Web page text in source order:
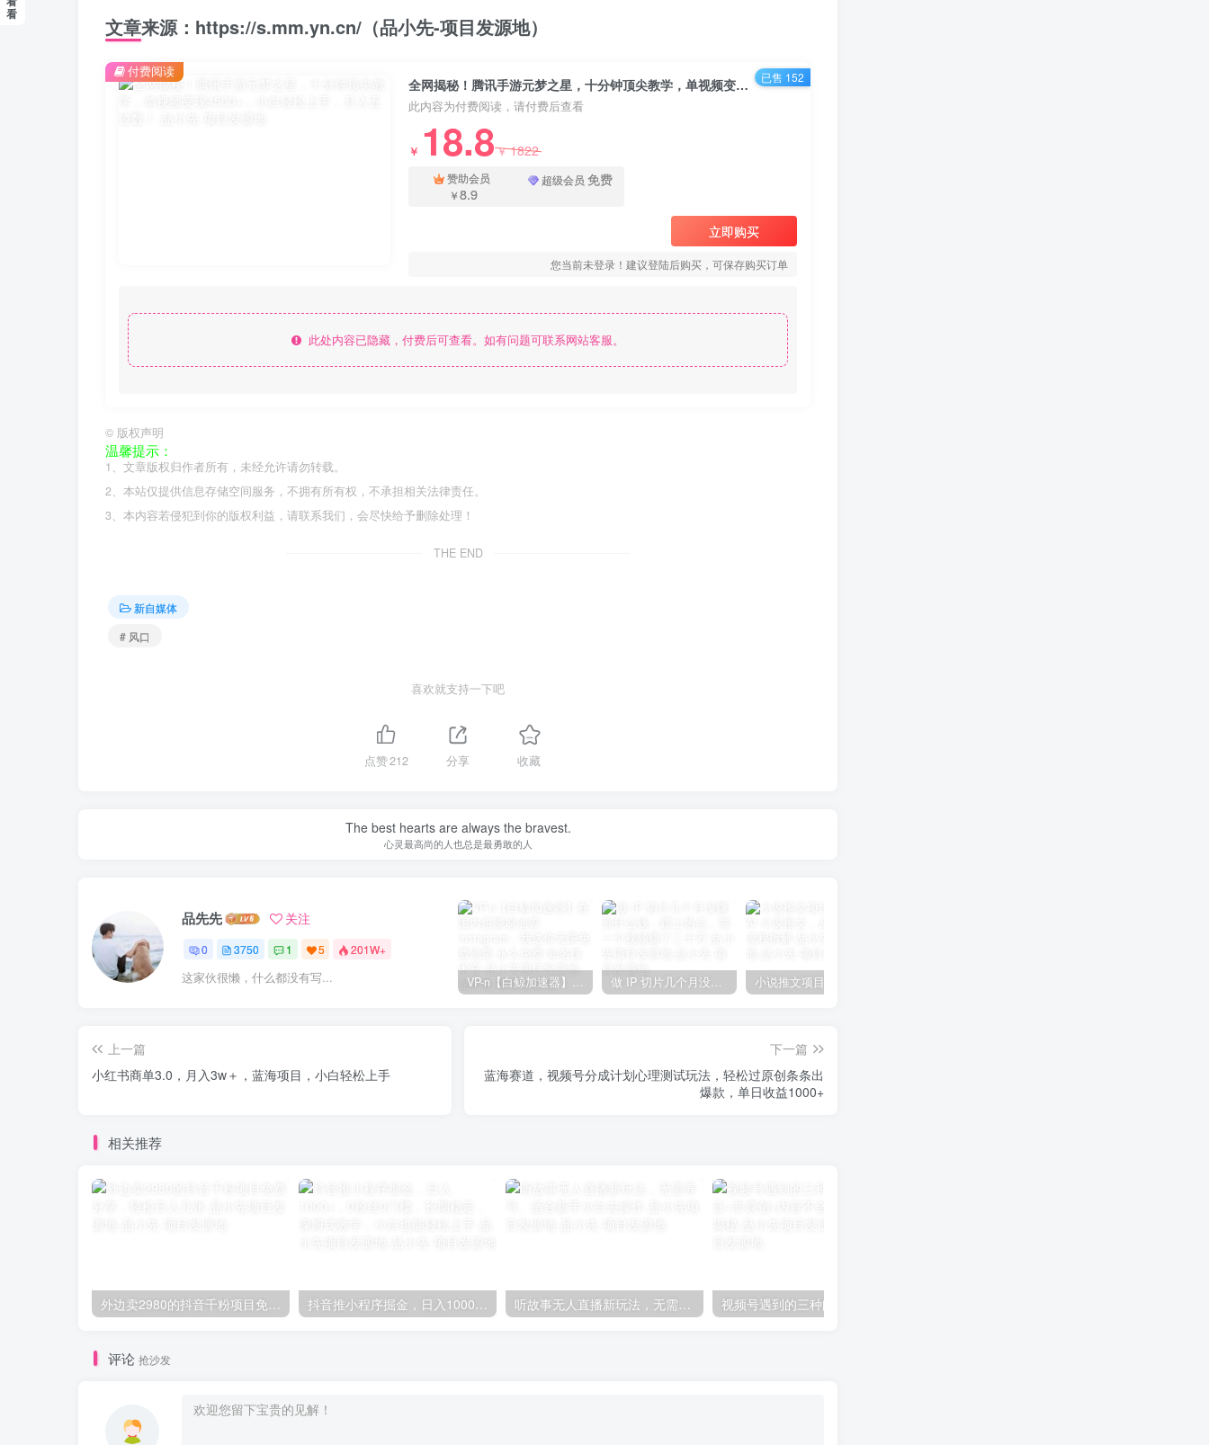
文章来源：https://s.mm.yn.cn/（品小先-项目发源地）
全网揭秘！腾讯手游元梦之星，十分钟顶尖教学，单视频变现4500+，小白轻松上手，月入五位数！ - 资源之家
此内容为付费阅读，请付费后查看
￥ 18.8￥1822
赞助会员
￥8.9
超级会员 免费
立即购买
您当前未登录！建议登陆后购买，可保存购买订单
此处内容已隐藏，付费后可查看。如有问题可联系网站客服。
付费阅读 已售 152
© 版权声明
温馨提示：
1、文章版权归作者所有，未经允许请勿转载。
2、本站仅提供信息存储空间服务，不拥有所有权，不承担相关法律责任。
3、本内容若侵犯到你的版权利益，请联系我们，会尽快给予删除处理！
THE END
新自媒体
# 风口
喜欢就支持一下吧
点赞212 分享 收藏
The best hearts are always the bravest.
心灵最高尚的人也总是最勇敢的人
品先先 关注
0 3750 1 5 201W+
这家伙很懒，什么都没有写... VP-n【白鲸加速器】在国内也能刷油管、Instagram，我送你无限免费流量 永久免费-知名技术官-品小先项目发源地 做 IP 切片几个月没赚到什么钱，蹭上热点，靠一个视频赚了二十万-品小先项目发源地
上一篇
小红书商单3.0，月入3w＋，蓝海项目，小白轻松上手
下一篇
蓝海赛道，视频号分成计划心理测试玩法，轻松过原创条条出
爆款，单日收益1000+
相关推荐
评论 抢沙发
看